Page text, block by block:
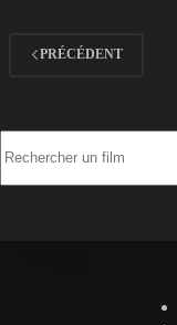
PRÉCÉDENT
résultat